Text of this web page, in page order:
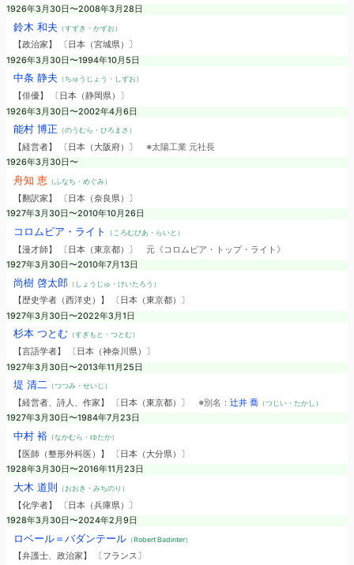
1926年3月30日〜2008年3月28日
鈴木 和夫 （すずき・かずお）
【政治家】 〔日本（宮城県）〕
1926年3月30日〜1994年10月5日
中条 静夫 （ちゅうじょう・しずお）
【俳優】 〔日本（静岡県）〕
1926年3月30日〜2002年4月6日
能村 博正 （のうむら・ひろまさ）
【経営者】 〔日本（大阪府）〕 ※太陽工業 元社長
1926年3月30日〜
舟知 恵 （ふなち・めぐみ）
【翻訳家】 〔日本（奈良県）〕
1927年3月30日〜2010年10月26日
コロムビア・ライト （ころむびあ・らいと）
【漫才師】 〔日本（東京都）〕 元《コロムビア・トップ・ライト》
1927年3月30日〜2010年7月13日
尚樹 啓太郎（しょうじゅ・けいたろう）
【歴史学者（西洋史）】 〔日本（東京都）〕
1927年3月30日〜2022年3月1日
杉本 つとむ（すぎもと・つとむ）
【言語学者】 〔日本（神奈川県）〕
1927年3月30日〜2013年11月25日
堤 清二（つつみ・せいじ）
【経営者、詩人、作家】 〔日本（東京都）〕 ※別名： 辻井 喬（つじい・たかし）
1927年3月30日〜1984年7月23日
中村 裕（なかむら・ゆたか）
【医師（整形外科医）】 〔日本（大分県）〕
1928年3月30日〜2016年11月23日
大木 道則 （おおき・みちのり）
【化学者】 〔日本（兵庫県）〕
1928年3月30日〜2024年2月9日
ロベール＝バダンテール（Robert Badinter）
【弁護士、政治家】 〔フランス〕